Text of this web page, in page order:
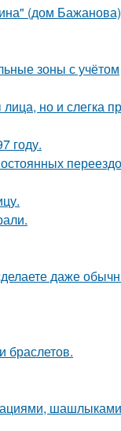
(дом
зоны с учётом
но и слегка
году.
даже
браслетов.